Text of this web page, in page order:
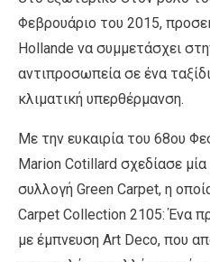
Φεβρουάριο του 2015,
Hollande να συμμετάσχει
αντιπροσωπεία σε ένα
κλιματική υπερθέρμανση.
Με την ευκαιρία του 68ου
Marion Cotillard σχεδίασε μία
συλλογή Green Carpet, η
Carpet Collection 2105: Ένα
με έμπνευση Art Deco, που